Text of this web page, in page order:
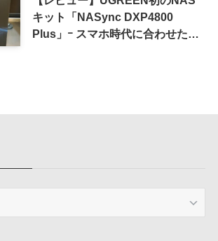
キット「NASync DXP4800
Plus」ｰ スマホ時代に合わせた設